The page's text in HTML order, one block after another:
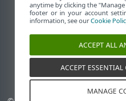
Visualizza sito desktop
End of Life
ESET Knowledge Base
ESET Status Portal
Supporto regionale
anytime by clicking the
footer or in your account
information, see ourCookie
ACCEPT ALL
ACCEPT
MANAGE